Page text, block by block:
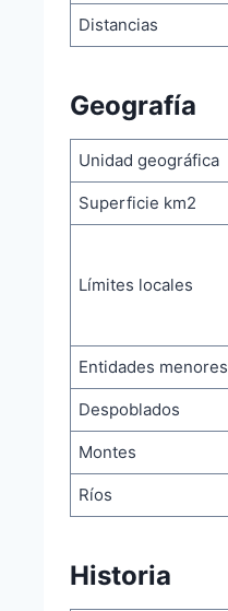
Distancias
Geografía
Unidad geográfica
Superficie km2
Límites locales
Entidades menores
Despoblados
Montes
Ríos
Historia